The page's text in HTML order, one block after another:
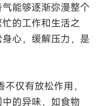
能够逐渐弥漫整个
的工作和生活之
心，缓解压力，是
仅有放松作用，
的异味，如食物